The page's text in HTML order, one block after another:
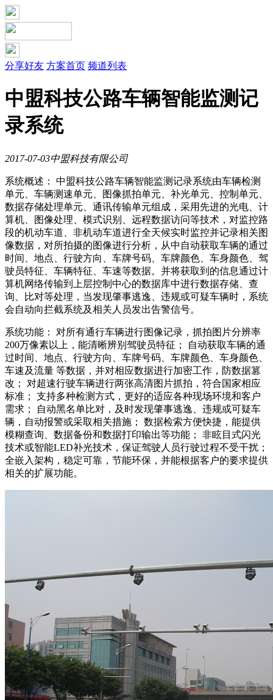
分享好友 方案首页 频道列表
中盟科技公路车辆智能监测记
录系统
2017-07-03中盟科技有限公司
系统概述： 中盟科技公路车辆智能监测记录系统由车辆检测
单元、车辆测速单元、图像抓拍单元、补光单元、控制单元、
数据存储处理单元、通讯传输单元组成，采用先进的光电、计
算机、图像处理、模式识别、远程数据访问等技术，对监控路
段的机动车道、非机动车道进行全天候实时监控并记录相关图
像数据，对所拍摄的图像进行分析，从中自动获取车辆的通过
时间、地点、行驶方向、车牌号码、车牌颜色、车身颜色、驾
驶员特征、车辆特征、车速等数据。并将获取到的信息通过计
算机网络传输到上层控制中心的数据库中进行数据存储、查
询、比对等处理，当发现肇事逃逸、违规或可疑车辆时，系统
会自动向拦截系统及相关人员发出告警信号。
系统功能： 对所有通行车辆进行图像记录，抓拍图片分辨率
200万像素以上，能清晰辨别驾驶员特征； 自动获取车辆的通
过时间、地点、行驶方向、车牌号码、车牌颜色、车身颜色、
车速及流量 等数据，并对相应数据进行加密工作，防数据篡
改； 对超速行驶车辆进行两张高清图片抓拍，符合国家相应
标准； 支持多种检测方式，更好的适应各种现场环境和客户
需求； 自动黑名单比对，及时发现肇事逃逸、违规或可疑车
辆，自动报警或采取相关措施； 数据检索方便快捷，能提供
模糊查询、数据备份和数据打印输出等功能； 非眩目式闪光
技术或智能LED补光技术，保证驾驶人员行驶过程不受干扰；
全嵌入架构，稳定可靠，节能环保，并能根据客户的要求提供
相关的扩展功能。